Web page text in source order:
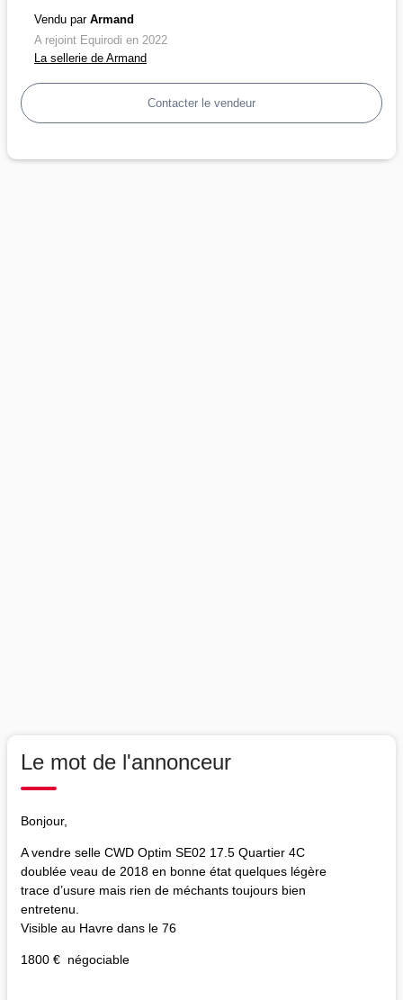
Vendu par Armand
A rejoint Equirodi en 2022
La sellerie de Armand
Contacter le vendeur
Le mot de l'annonceur
Bonjour,
A vendre selle CWD Optim SE02 17.5 Quartier 4C
doublée veau de 2018 en bonne état quelques légère
trace d’usure mais rien de méchants toujours bien
entretenu.
Visible au Havre dans le 76
1800 € négociable